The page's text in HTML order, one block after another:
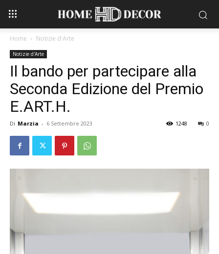
Home Notizie d'Arte
Notizie d'Arte
Il bando per partecipare alla
Seconda Edizione del Premio
E.ART.H.
Di Marzia - 6 Settembre 2023 0
1248